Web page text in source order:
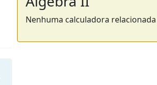
Nenhuma calculadora relacionada